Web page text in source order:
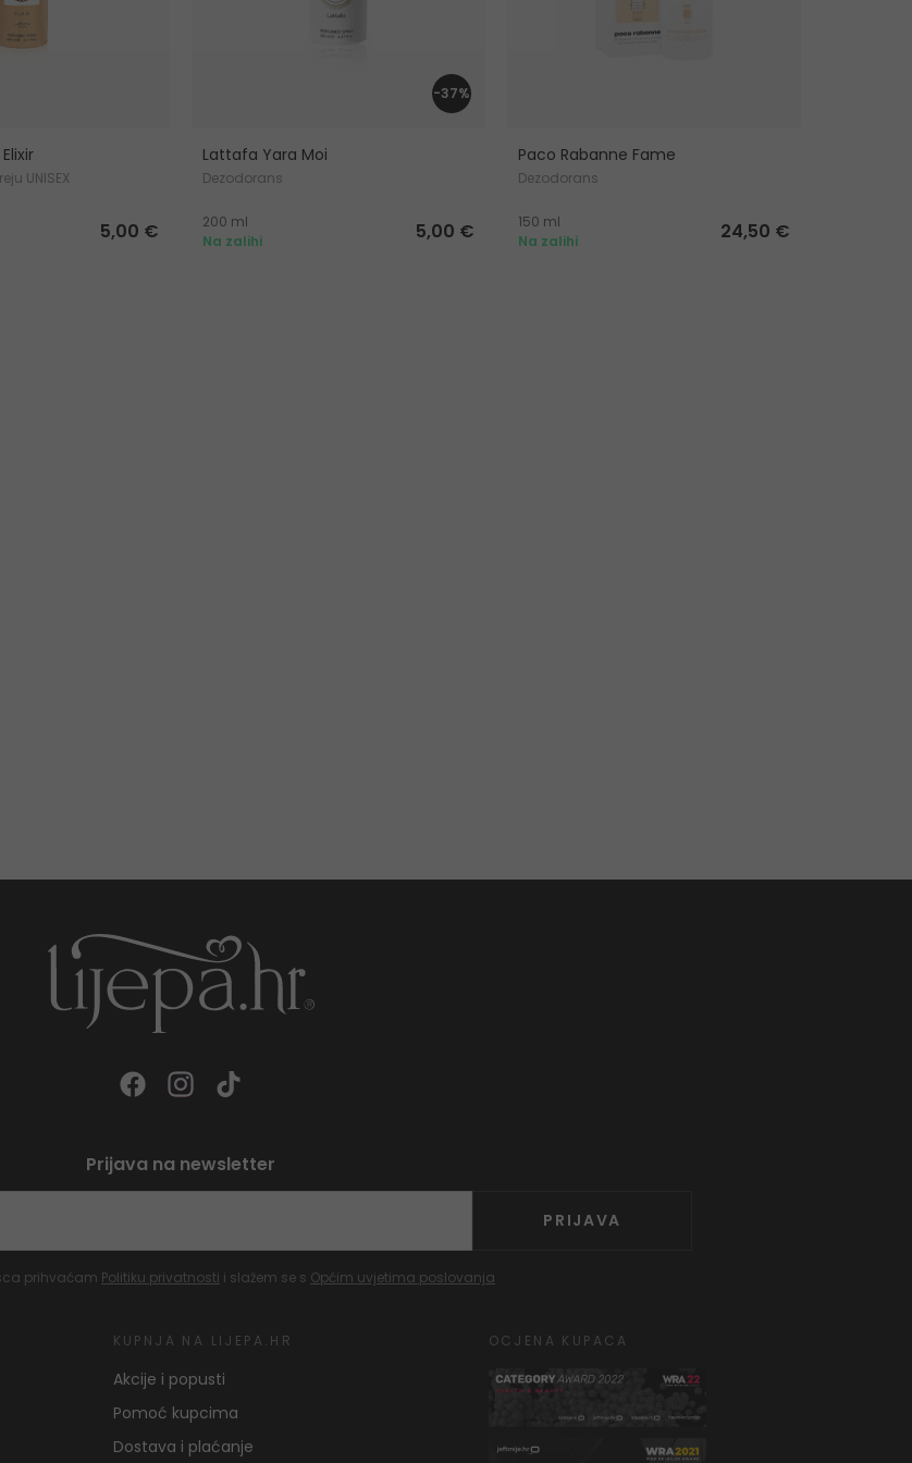
UNISEX
5,00 €
-37%
Lattafa Yara Moi
Dezodorans
200 ml
Na zalihi
5,00 €
Paco Rabanne Fame
Dezodorans
150 ml
Na zalihi
24,50 €
Prijava na newsletter
PRIJAVA
prihvaćam Politiku privatnosti i slažem se s Općim uvjetima poslovanja
KUPNJA NA LIJEPA.HR
Akcije i popusti
Pomoć kupcima
Dostava i plaćanje
OCJENA KUPACA